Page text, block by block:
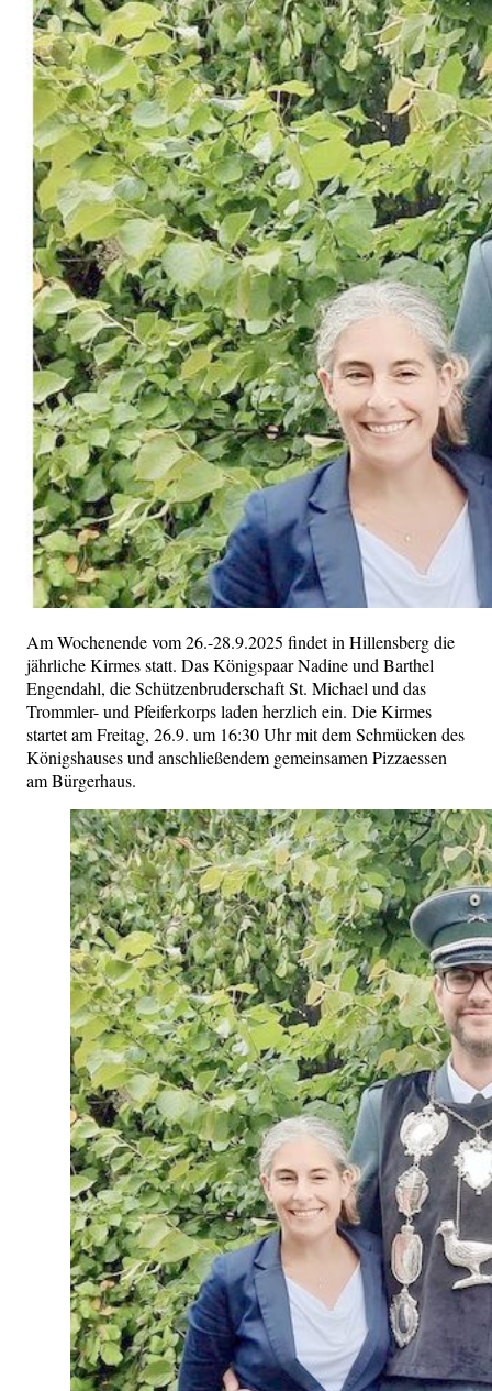
Am Wochenende vom 26.-28.9.2025 findet in Hillensberg die
jährliche Kirmes statt. Das Königspaar Nadine und Barthel
Engendahl, die Schützenbruderschaft St. Michael und das
Trommler- und Pfeiferkorps laden herzlich ein. Die Kirmes
startet am Freitag, 26.9. um 16:30 Uhr mit dem Schmücken des
Königshauses und anschließendem gemeinsamen Pizzaessen
am Bürgerhaus.